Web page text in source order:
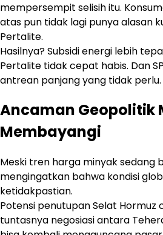
mempersempit selisih itu.
atas pun tidak lagi punya alasan
Pertalite.
Hasilnya? Subsidi energi lebih
Pertalite tidak cepat habis. Dan
antrean panjang yang tidak perlu.
Ancaman Geopolitik
Membayangi
Meski tren harga minyak sedang
mengingatkan bahwa kondisi
ketidakpastian.
Potensi penutupan Selat Hormuz
tuntasnya negosiasi antara